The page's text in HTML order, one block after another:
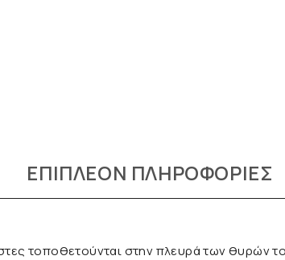
ΕΠΙΠΛΈΟΝ ΠΛΗΡΟΦΟΡΊΕΣ
τοποθετούνται στην πλευρά των θυρών